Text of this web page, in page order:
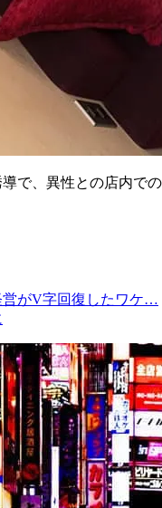
で、異性との店内での
営がV字回復したワケ…